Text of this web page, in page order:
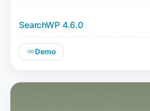
SearchWP 4.6.0
Demo